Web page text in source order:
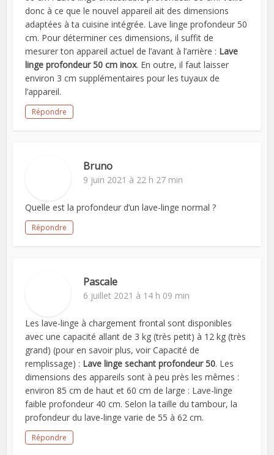
donc à ce que le nouvel appareil ait des dimensions
adaptées à ta cuisine intégrée. Lave linge profondeur 50
cm. Pour déterminer ces dimensions, il suffit de
mesurer ton appareil actuel de l’avant à l’arrière : Lave
linge profondeur 50 cm inox. En outre, il faut laisser
environ 3 cm supplémentaires pour les tuyaux de
l’appareil.
Répondre
Bruno
9 juin 2021 à 22 h 27 min
Quelle est la profondeur d’un lave-linge normal ?
Répondre
Pascale
6 juillet 2021 à 14 h 09 min
Les lave-linge à chargement frontal sont disponibles
avec une capacité allant de 3 kg (très petit) à 12 kg (très
grand) (pour en savoir plus, voir Capacité de
remplissage) : Lave linge sechant profondeur 50. Les
dimensions des appareils sont à peu près les mêmes :
environ 85 cm de haut et 60 cm de large : Lave-linge
faible profondeur 40 cm. Selon la taille du tambour, la
profondeur du lave-linge varie de 55 à 62 cm.
Répondre